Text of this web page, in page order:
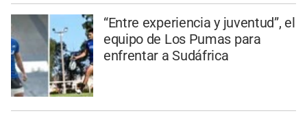
“Entre experiencia y juventud”, el
equipo de Los Pumas para
enfrentar a Sudáfrica